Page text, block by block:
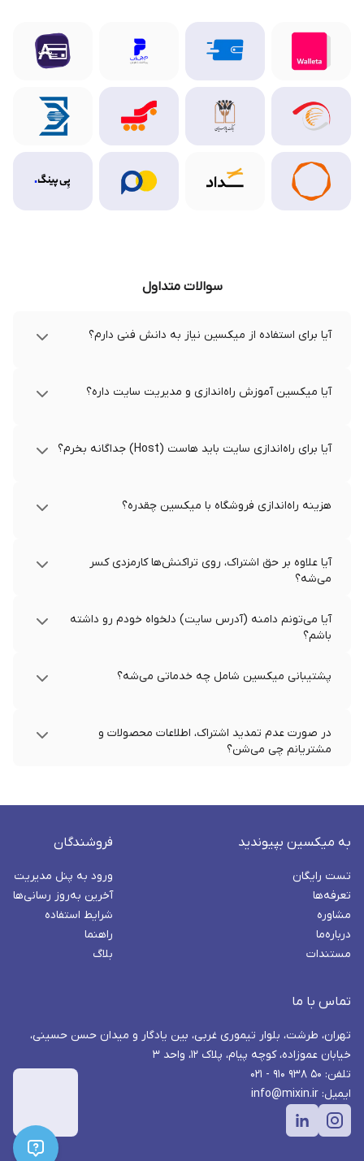
سوالات متداول
آیا برای استفاده از میکسین نیاز به دانش فنی دارم؟
آیا میکسین آموزش راه‌اندازی و مدیریت سایت داره؟
آیا برای راه‌اندازی سایت باید هاست (Host) جداگانه بخرم؟
هزینه راه‌اندازی فروشگاه با میکسین چقدره؟
آیا علاوه بر حق اشتراک، روی تراکنش‌ها کارمزدی کسر
می‌شه؟
آیا می‌تونم دامنه (آدرس سایت) دلخواه خودم رو داشته
باشم؟
پشتیبانی میکسین شامل چه خدماتی می‌شه؟
در صورت عدم تمدید اشتراک، اطلاعات محصولات و
مشتریانم چی می‌شن؟
به میکسین بپیوندید
تست رایگان
تعرفه‌ها
مشاوره
درباره‌ما
مستندات
فروشندگان
ورود به پنل مدیریت
آخرین به‌روز رسانی‌ها
شرایط استفاده
راهنما
بلاگ
تماس با ما
تهران، طرشت، بلوار تیموری غربی، بین یادگار و میدان حسن حسینی،
خیابان عموزاده، کوچه پیام، پلاک ۱۲، واحد ۳
تلفن: ۵۰ ۹۳۸ ۹۱۰ - ۰۲۱
ایمیل: info@mixin.ir